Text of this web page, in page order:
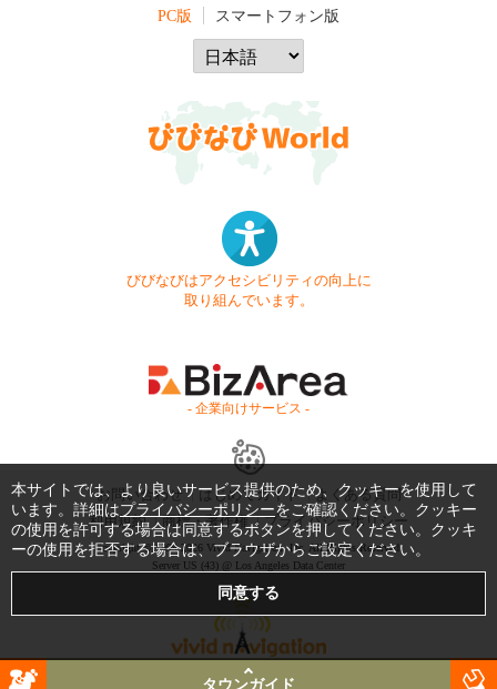
PC版 スマートフォン版
びびなびはアクセシビリティの向上に
取り組んでいます。
- 企業向けサービス -
お問い合わせ はじめてガイド
よくある質問
利用規約
商標・著作権 プライバシーポリシー
Copyright © 1999-2026 Vivid Navigation, Inc. All Rights Reserved.
Server US (43) @ Los Angeles Data Center
タウンガイド
本サイトでは、より良いサービス提供のため、クッキーを使用して
います。詳細はプライバシーポリシーをご確認ください。クッキー
の使用を許可する場合は同意するボタンを押してください。クッキ
ーの使用を拒否する場合は、ブラウザからご設定ください。